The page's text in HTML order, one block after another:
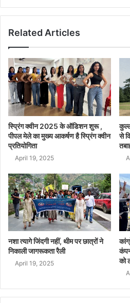
Related Articles
स्प्रिंग क्वीन 2025 के ऑडिशन शुरू ,
पीपल मेले का मुख्य आकर्षण है स्प्रिंग क्वीन
प्रतियोगिता
April 19, 2025
से
नशा त्यागे जिंदगी नहीं, थीम पर छात्रों ने
निकाली जागरूकता रैली
April 19, 2025
को